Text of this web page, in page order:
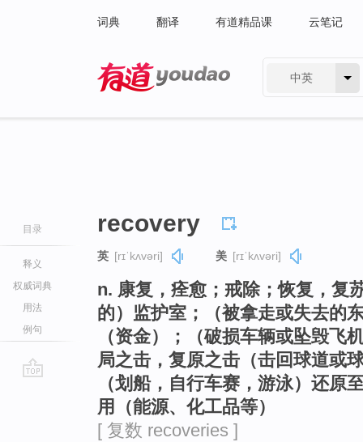
词典 翻译 有道精品课 云笔记
中英
目录
释义
权威词典
用法
例句
recovery
英 [rɪˈkʌvəri] 美 [rɪˈkʌvəri]
n. 康复，痊愈；戒除；恢复，复
的）监护室；（被拿走或失去的
（资金）；（破损车辆或坠毁飞
局之击，复原之击（击回球道或
（划船，自行车赛，游泳）还原
用（能源、化工品等）
[ 复数 recoveries ]